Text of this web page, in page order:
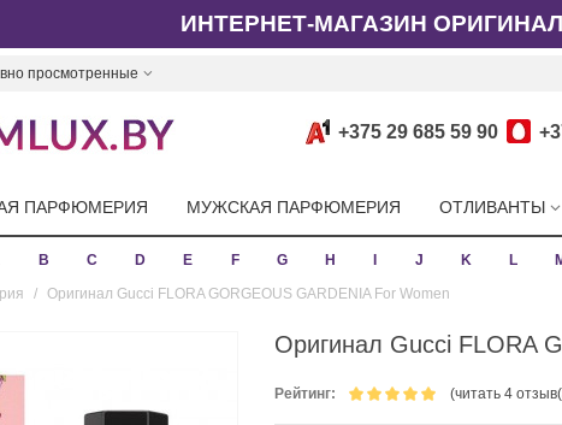
ИНТЕРНЕТ-МАГАЗИН
просмотренные
+375 29 685 59 90
ПАРФЮМЕРИЯ МУЖСКАЯ ПАРФЮМЕРИЯ ОТЛИВАНТЫ
B C D E F G H J K L
/ Оригинал Gucci FLORA GORGEOUS GARDENIA For Women
Оригинал Gucci FLORA
Рейтинг: (читать 4